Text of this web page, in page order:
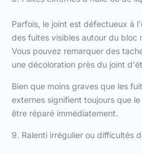
Parfois, le joint est défectueux à
des fuites visibles autour du bloc
Vous pouvez remarquer des
une décoloration près du joint
Bien que moins graves que les
externes signifient toujours que
être réparé immédiatement.
9. Ralenti irrégulier ou difficultés